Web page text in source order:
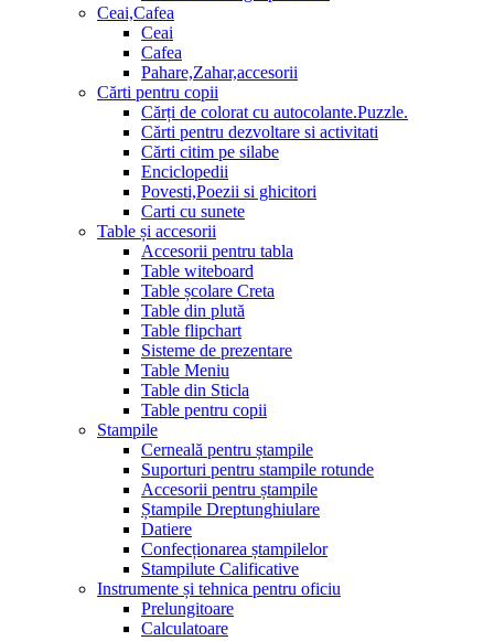
Ceai,Cafea
Ceai
Cafea
Pahare,Zahar,accesorii
Cărti pentru copii
Cărți de colorat cu autocolante.Puzzle.
Сărti pentru dezvoltare si activitati
Cărti citim pe silabe
Enciclopedii
Povesti,Poezii si ghicitori
Carti cu sunete
Table și accesorii
Accesorii pentru tabla
Table witeboard
Table școlare Creta
Table din plută
Table flipchart
Sisteme de prezentare
Table Meniu
Table din Sticla
Table pentru copii
Stampile
Cerneală pentru ștampile
Suporturi pentru stampile rotunde
Accesorii pentru ștampile
Ștampile Dreptunghiulare
Datiere
Confecționarea ștampilelor
Stampilute Calificative
Instrumente și tehnica pentru oficiu
Prelungitoare
Calculatoare